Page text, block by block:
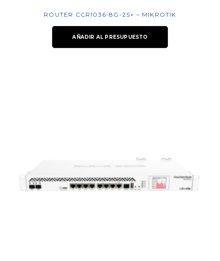
ROUTER CCR1036-8G-2S+ – MIKROTIK
AÑADIR AL PRESUPUESTO